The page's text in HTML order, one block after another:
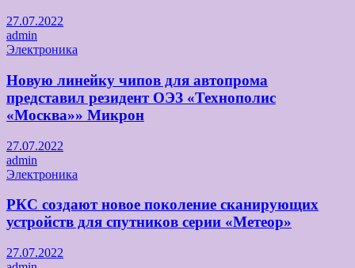
27.07.2022
admin
Электроника
Новую линейку чипов для автопрома
представил резидент ОЭЗ «Технополис
«Москва»» Микрон
27.07.2022
admin
Электроника
РКС создают новое поколение сканирующих
устройств для спутников серии «Метеор»
27.07.2022